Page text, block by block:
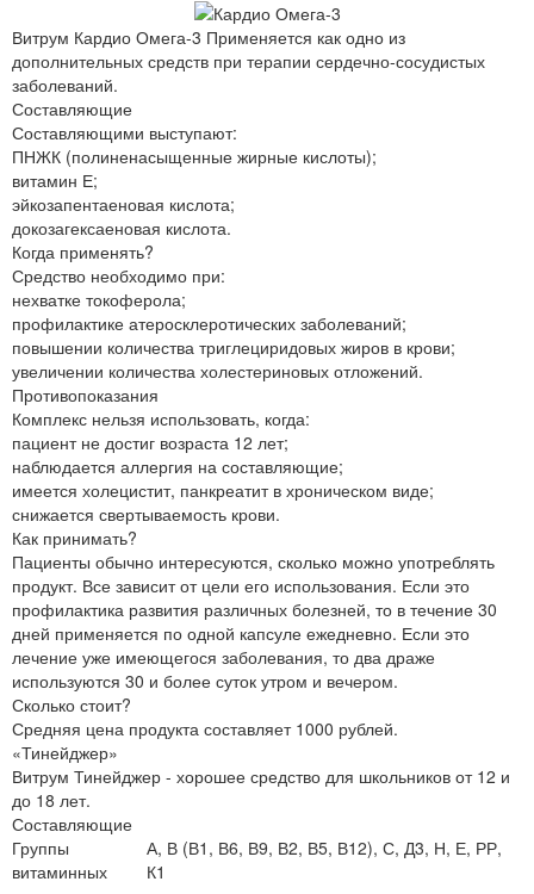
Витрум Кардио Омега-3 Применяется как одно из
дополнительных средств при терапии сердечно-сосудистых
заболеваний.
Составляющие
Составляющими выступают:
ПНЖК (полиненасыщенные жирные кислоты);
витамин Е;
эйкозапентаеновая кислота;
докозагексаеновая кислота.
Когда применять?
Средство необходимо при:
нехватке токоферола;
профилактике атеросклеротических заболеваний;
повышении количества триглециридовых жиров в крови;
увеличении количества холестериновых отложений.
Противопоказания
Комплекс нельзя использовать, когда:
пациент не достиг возраста 12 лет;
наблюдается аллергия на составляющие;
имеется холецистит, панкреатит в хроническом виде;
снижается свертываемость крови.
Как принимать?
Пациенты обычно интересуются, сколько можно употреблять
продукт. Все зависит от цели его использования. Если это
профилактика развития различных болезней, то в течение 30
дней применяется по одной капсуле ежедневно. Если это
лечение уже имеющегося заболевания, то два драже
используются 30 и более суток утром и вечером.
Сколько стоит?
Средняя цена продукта составляет 1000 рублей.
«Тинейджер»
Витрум Тинейджер - хорошее средство для школьников от 12 и
до 18 лет.
Составляющие
Группы
витаминных
А, В (В1, В6, В9, В2, В5, В12), С, Д3, Н, Е, РР,
К1